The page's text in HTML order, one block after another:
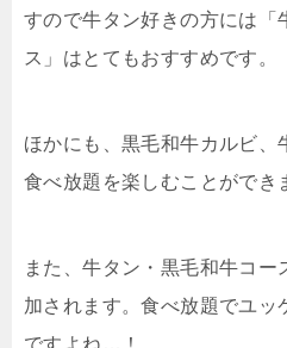
すので牛タン好きの方には「
ス」はとてもおすすめです。
ほかにも、黒毛和牛カルビ、
食べ放題を楽しむことができ
また、牛タン・黒毛和牛コー
加されます。食べ放題でユッ